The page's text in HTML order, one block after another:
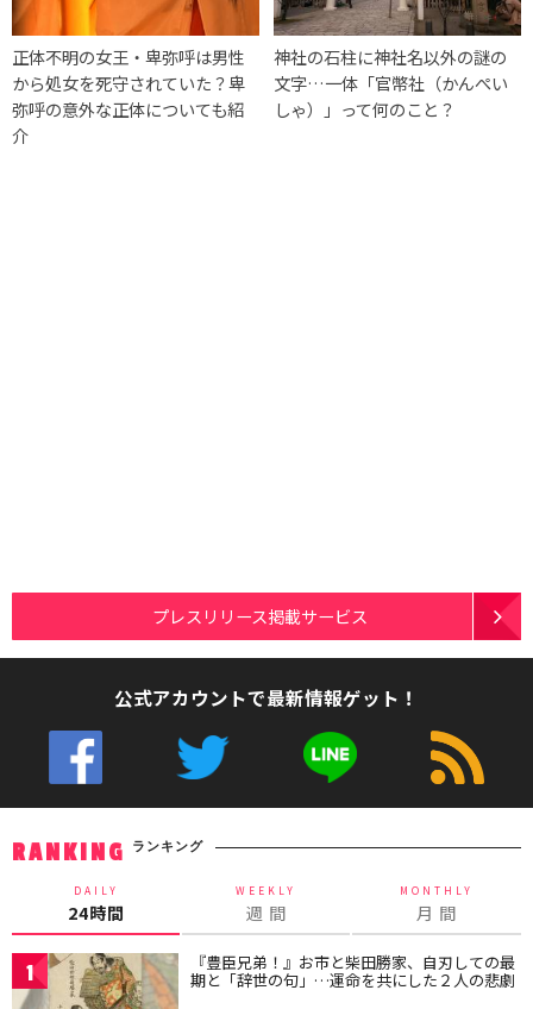
正体不明の女王・卑弥呼は男性
から処女を死守されていた？卑
弥呼の意外な正体についても紹
介
神社の石柱に神社名以外の謎の
文字…一体「官幣社（かんぺい
しゃ）」って何のこと？
プレスリリース掲載サービス
公式アカウントで最新情報ゲット！
RANKING ランキング
DAILY
24時間
WEEKLY
週 間
MONTHLY
月 間
1 『豊臣兄弟！』お市と柴田勝家、自刃しての最
期と「辞世の句」…運命を共にした２人の悲劇